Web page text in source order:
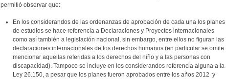
permitió observar que:
En los considerandos de las ordenanzas de aprobación de cada una los planes
de estudios se hace referencia a Declaraciones y Proyectos internacionales
como así también a legislación nacional, sin embargo, entre ellos no figuran las
declaraciones internacionales de los derechos humanos (en particular se omite
mencionar aquellas referidas a los derechos del niño y a las personas con
discapacidad). Tampoco se incluye en los considerandos referencia alguna a la
Ley 26.150, a pesar que los planes fueron aprobados entre los años 2012 y